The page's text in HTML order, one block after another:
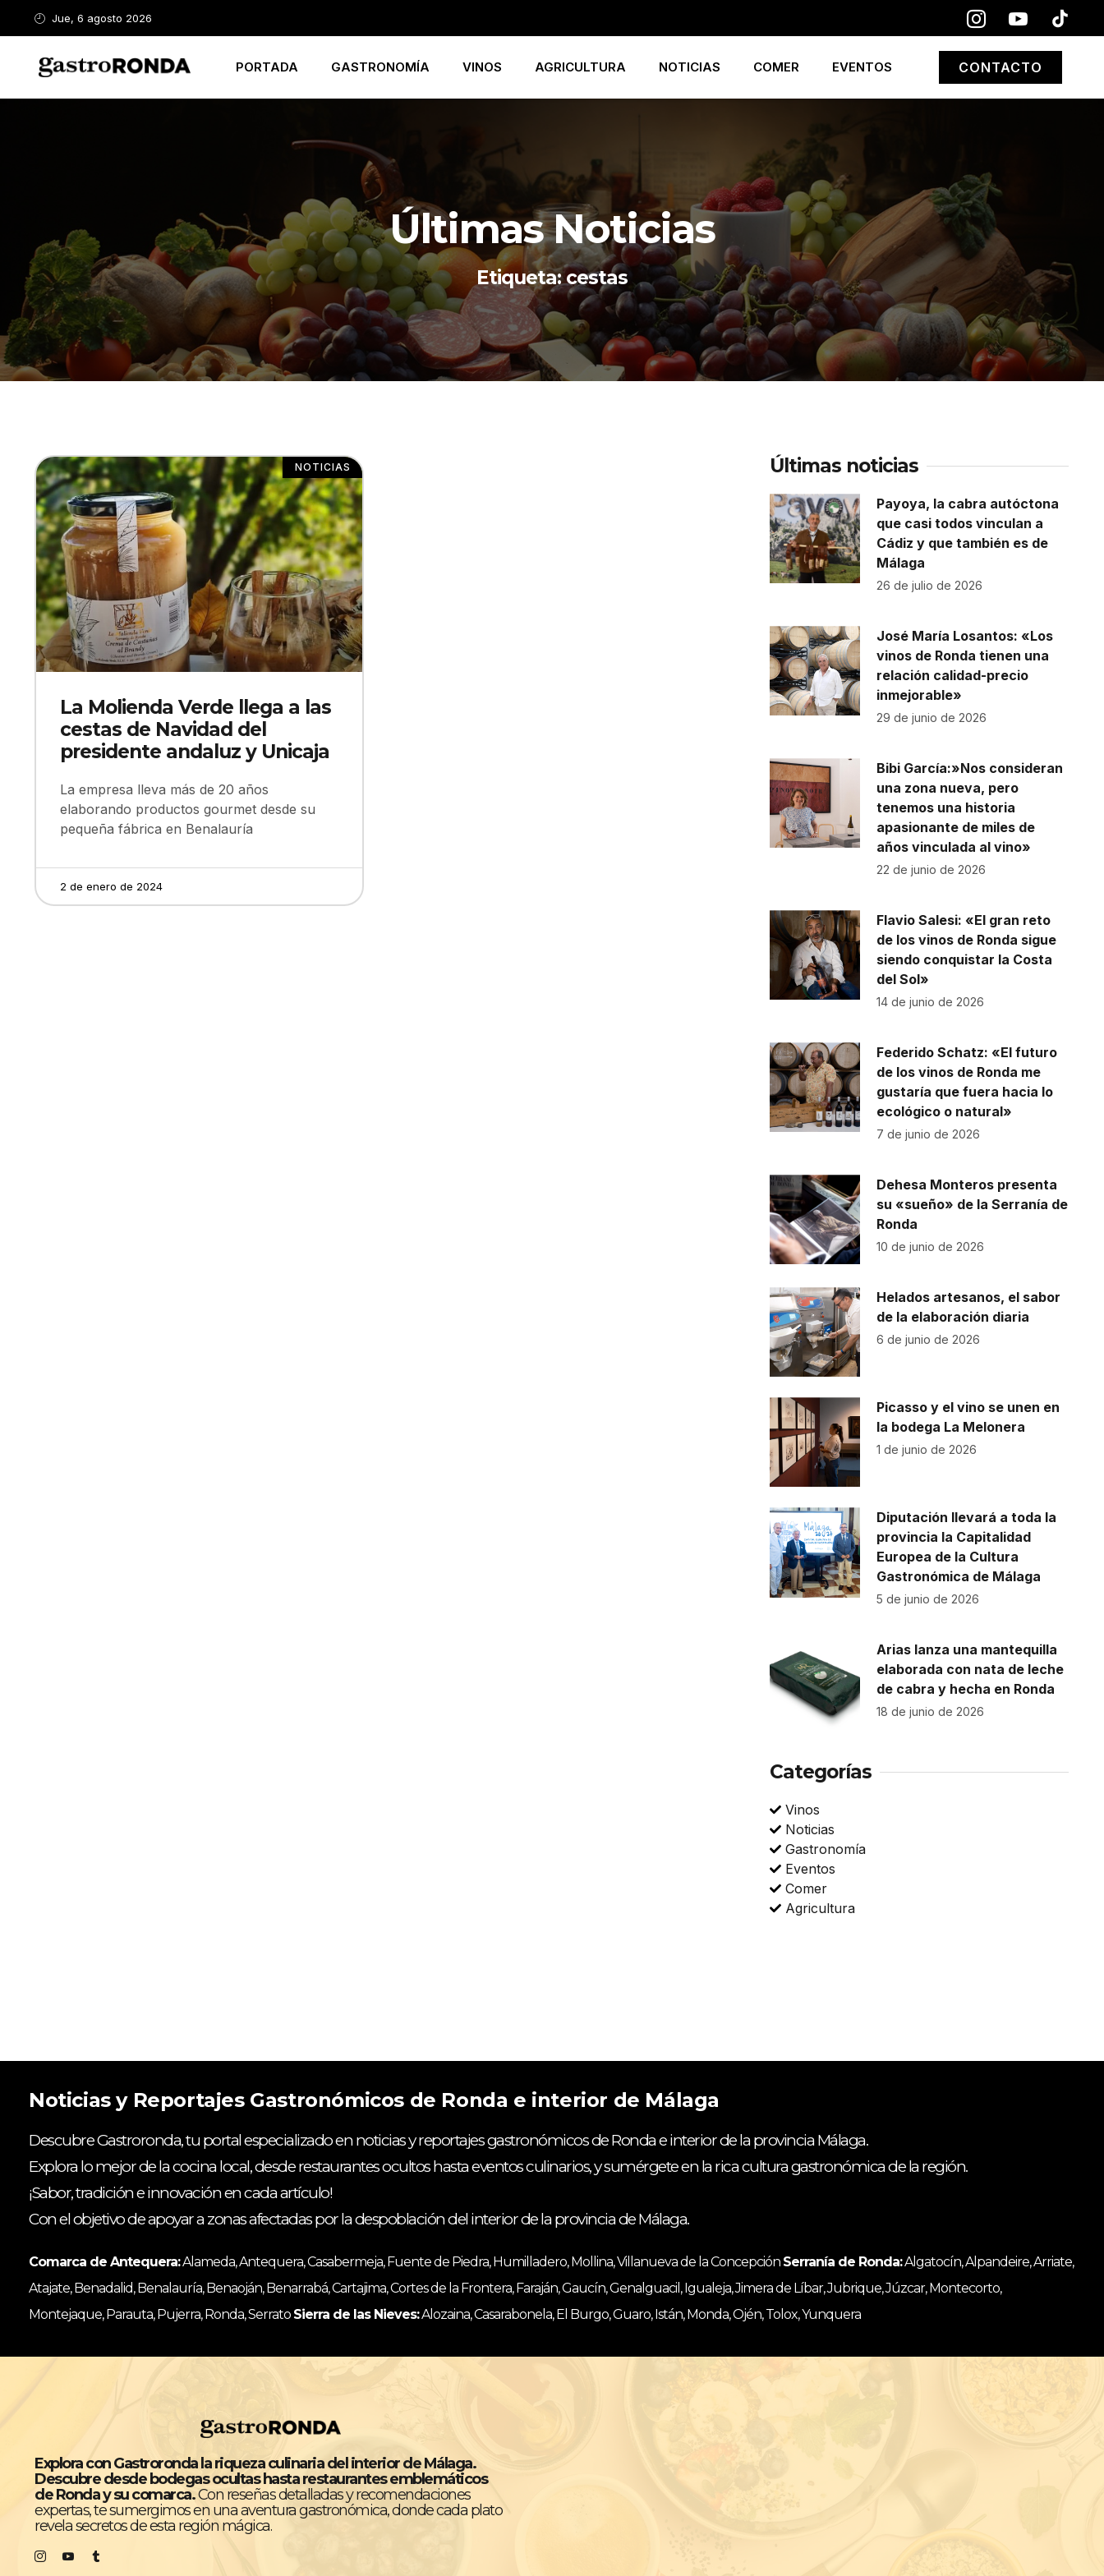
Jue, 6 agosto 2026
PORTADA GASTRONOMÍA VINOS AGRICULTURA NOTICIAS COMER EVENTOS CONTACTO
Últimas Noticias
Etiqueta: cestas
NOTICIAS
La Molienda Verde llega a las
cestas de Navidad del
presidente andaluz y Unicaja
La empresa lleva más de 20 años
elaborando productos gourmet desde su
pequeña fábrica en Benalauría
2 de enero de 2024
Últimas noticias
Payoya, la cabra autóctona
que casi todos vinculan a
Cádiz y que también es de
Málaga
26 de julio de 2026
José María Losantos: «Los
vinos de Ronda tienen una
relación calidad-precio
inmejorable»
29 de junio de 2026
Bibi García:»Nos consideran
una zona nueva, pero
tenemos una historia
apasionante de miles de
años vinculada al vino»
22 de junio de 2026
Flavio Salesi: «El gran reto
de los vinos de Ronda sigue
siendo conquistar la Costa
del Sol»
14 de junio de 2026
Federido Schatz: «El futuro
de los vinos de Ronda me
gustaría que fuera hacia lo
ecológico o natural»
7 de junio de 2026
Dehesa Monteros presenta
su «sueño» de la Serranía de
Ronda
10 de junio de 2026
Helados artesanos, el sabor
de la elaboración diaria
6 de junio de 2026
Picasso y el vino se unen en
la bodega La Melonera
1 de junio de 2026
Diputación llevará a toda la
provincia la Capitalidad
Europea de la Cultura
Gastronómica de Málaga
5 de junio de 2026
Arias lanza una mantequilla
elaborada con nata de leche
de cabra y hecha en Ronda
18 de junio de 2026
Categorías
Vinos
Noticias
Gastronomía
Eventos
Comer
Agricultura
Noticias y Reportajes Gastronómicos de Ronda e interior de Málaga
Descubre Gastroronda, tu portal especializado en noticias y reportajes gastronómicos de Ronda e interior de la provincia Málaga.
Explora lo mejor de la cocina local, desde restaurantes ocultos hasta eventos culinarios, y sumérgete en la rica cultura gastronómica de la región.
¡Sabor, tradición e innovación en cada artículo!
Con el objetivo de apoyar a zonas afectadas por la despoblación del interior de la provincia de Málaga.
Comarca de Antequera:Alameda, Antequera, Casabermeja, Fuente de Piedra, Humilladero, Mollina, Villanueva de la Concepción Serranía de Ronda:Algatocín, Alpandeire, Arriate,
Atajate, Benadalid, Benalauría, Benaoján, Benarrabá, Cartajima, Cortes de la Frontera, Faraján, Gaucín, Genalguacil, Igualeja, Jimera de Líbar, Jubrique, Júzcar, Montecorto,
Montejaque, Parauta, Pujerra, Ronda, Serrato Sierra de las Nieves:Alozaina, Casarabonela, El Burgo, Guaro, Istán, Monda, Ojén, Tolox, Yunquera
Explora con Gastroronda la riqueza culinaria del interior de Málaga.
Descubre desde bodegas ocultas hasta restaurantes emblemáticos
de Ronda y su comarca.Con reseñas detalladas y recomendaciones
expertas, te sumergimos en una aventura gastronómica, donde cada plato
revela secretos de esta región mágica.